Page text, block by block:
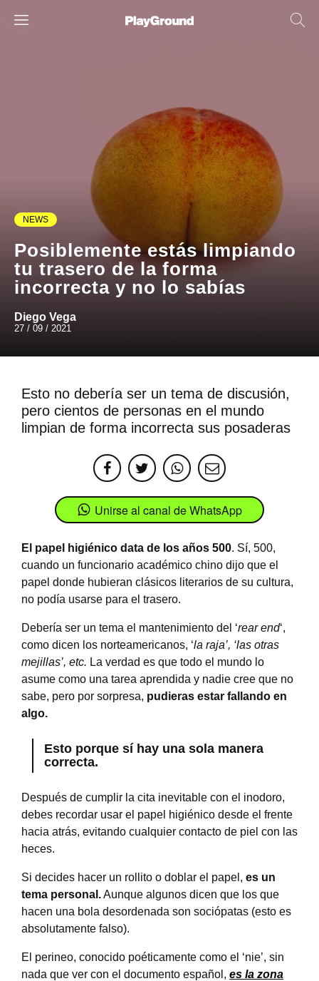
NEWS
Posiblemente estás limpiando
tu trasero de la forma
incorrecta y no lo sabías
Diego Vega
27 / 09 / 2021
Esto no debería ser un tema de discusión,
pero cientos de personas en el mundo
limpian de forma incorrecta sus posaderas
Unirse al canal de WhatsApp
El papel higiénico data de los años 500. Sí, 500,
cuando un funcionario académico chino dijo que el
papel donde hubieran clásicos literarios de su cultura,
no podía usarse para el trasero.
Debería ser un tema el mantenimiento del ‘rear end‘,
como dicen los norteamericanos, ‘la raja’, ‘las otras
mejillas’, etc. La verdad es que todo el mundo lo
asume como una tarea aprendida y nadie cree que no
sabe, pero por sorpresa, pudieras estar fallando en
algo.
Esto porque sí hay una sola manera
correcta.
Después de cumplir la cita inevitable con el inodoro,
debes recordar usar el papel higiénico desde el frente
hacia atrás, evitando cualquier contacto de piel con las
heces.
Si decides hacer un rollito o doblar el papel, es un
tema personal.Aunque algunos dicen que los que
hacen una bola desordenada son sociópatas (esto es
absolutamente falso).
El perineo, conocido poéticamente como el ‘nie’, sin
nada que ver con el documento español, es la zona